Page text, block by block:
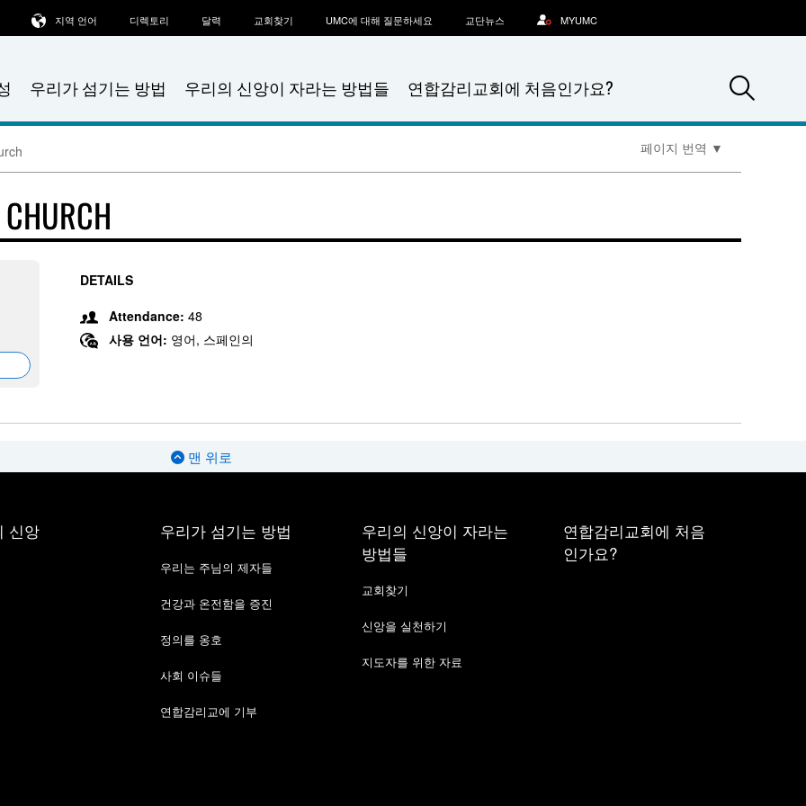
우리가 섬기는 방법 우리의 신앙이 자라는 방법들 연합감리교회에 처음인가요?
지역 언어 디렉토리 달력 교회찾기 UMC에 대해 질문하세요 교단뉴스 MYUMC
페이지 번역 ▼
DETAILS
Attendance: 48
사용 언어: 영어, 스페인의
맨 위로
신앙 우리가 섬기는 방법
우리는 주님의 제자들
건강과 온전함을 증진
정의를 옹호
사회 이슈들
연합감리교에 기부
우리의 신앙이 자라는
방법들
교회찾기
신앙을 실천하기
지도자를 위한 자료
연합감리교회에 처음
인가요?